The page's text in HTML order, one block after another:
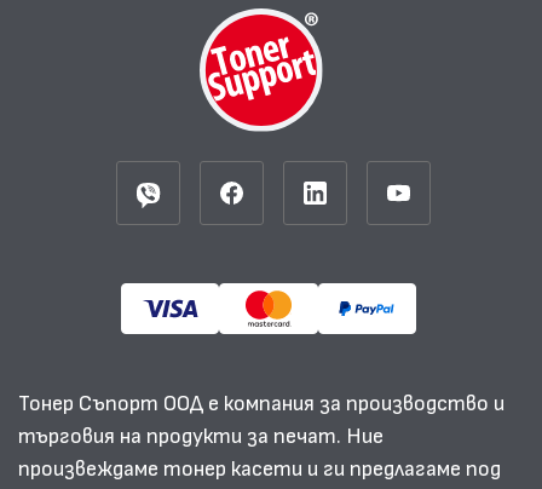
Тонер Съпорт ООД е компания за производство и
търговия на продукти за печат. Ние
произвеждаме тонер касети и ги предлагаме под